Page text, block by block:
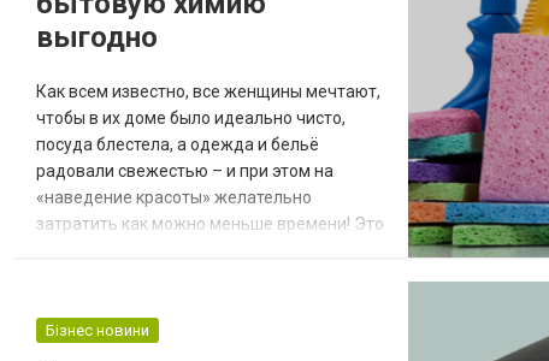
выгодно
Как всем известно, все женщины мечтают,
чтобы в их доме было идеально чисто,
посуда блестела, а одежда и бельё
радовали свежестью – и при этом на
«наведение красоты» желательно
затратить как можно меньше времени! Это
правильно выбрать бытовую химию, и
Бізнес новини